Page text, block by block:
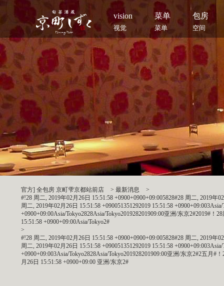
vision
视觉
菜单
菜单
包房
空间
官方] 全包房 京町雫京都站前店 > 最新消息
>
#!28 周二, 2019年02月26日 15:51:58 +0900+0900+09:005828#28 周二, 2019年
周二, 2019年02月26日 15:51:58 +090051351292019 15:51:58
+0900+09:00Asia/Tokyo2828Asia/Tokyo201928201909:00亚洲/东京2#2019#！
15:51:58 +0900+09:00Asia/Tokyo2#
>
#!28 周二, 2019年02月26日 15:51:58 +0900+0900+09:005828#28 周二, 2019年
周二, 2019年02月26日 15:51:58 +090051351292019 15:51:58
+0900+09:003Asia/Tokyo2828Asia/Tokyo201928201909:00亚洲/东京2#2五月#
月26日 15:51:58 +0900+09:00 亚洲/东京2#